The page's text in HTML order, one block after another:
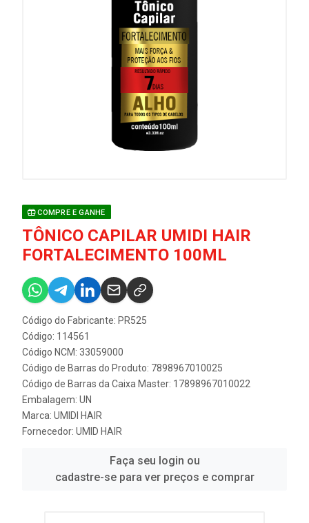
COMPRE E GANHE
TÔNICO CAPILAR UMIDI HAIR
FORTALECIMENTO 100ML
Código do Fabricante: PR525
Código: 114561
Código NCM: 33059000
Código de Barras do Produto: 7898967010025
Código de Barras da Caixa Master: 17898967010022
Embalagem: UN
Marca: UMIDI HAIR
Fornecedor: UMID HAIR
Faça seu login ou
cadastre-se para ver preços e comprar